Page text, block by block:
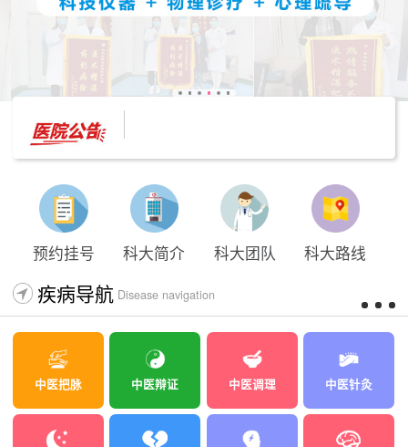
太原科大开展心理沙盘团体体验系列公益活动
预约挂号 科大简介 科大团队 科大路线
疾病导航 Disease navigation
中医把脉 中医辩证 中医调理 中医针灸